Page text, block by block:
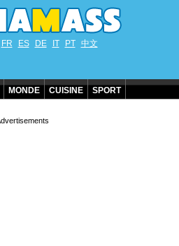
FR ES DE IT PT 中文
MONDE CUISINE SPORT